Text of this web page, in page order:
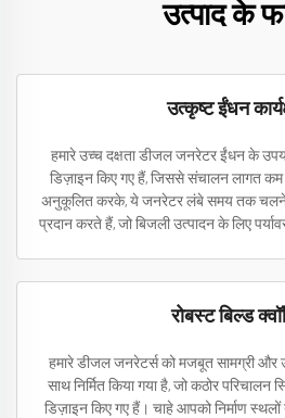
उत्पाद के
उत्कृष्ट ईंधन
हमारे उच्च दक्षता डीजल जनरेटर ईंधन के
डिज़ाइन किए गए हैं, जिससे संचालन लागत कम
अनुकूलित करके, ये जनरेटर लंबे समय तक चलने
प्रदान करते हैं, जो बिजली उत्पादन के लिए
रोबस्ट बिल्ड
हमारे डीजल जनरेटर्स को मजबूत सामग्री और
साथ निर्मित किया गया है, जो कठोर परिचालन
डिज़ाइन किए गए हैं। चाहे आपको निर्माण